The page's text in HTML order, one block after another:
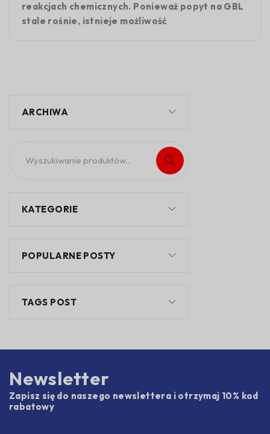
reakcjach chemicznych. Ponieważ popyt na GBL
stale rośnie, istnieje możliwość
ARCHIWA
KATEGORIE
POPULARNE POSTY
TAGS POST
Newsletter
Zapisz się do naszego newslettera i otrzymaj 10% kod
rabatowy